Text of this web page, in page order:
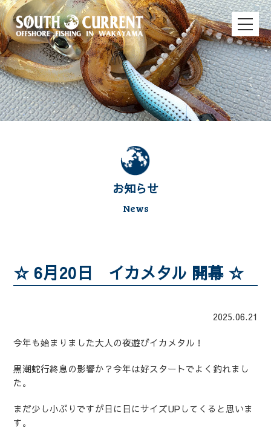
お知らせ
News
☆ 6月20日 イカメタル 開幕 ☆
2025.06.21
今年も始まりました大人の夜遊びイカメタル！
黒潮蛇行終息の影響か？今年は好スタートでよく釣れまし
た。
まだ少し小ぶりですが日に日にサイズUPしてくると思いま
す。